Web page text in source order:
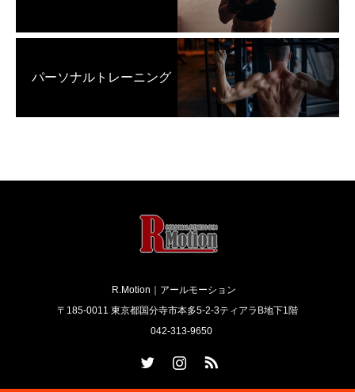
パーソナルトレーニング
R.Motion｜アールモーション
〒185-0011 東京都国分寺市本多5-2-3ティアラB地下1階
042-313-9650